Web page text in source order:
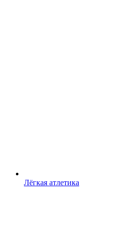
Лёгкая атлетика